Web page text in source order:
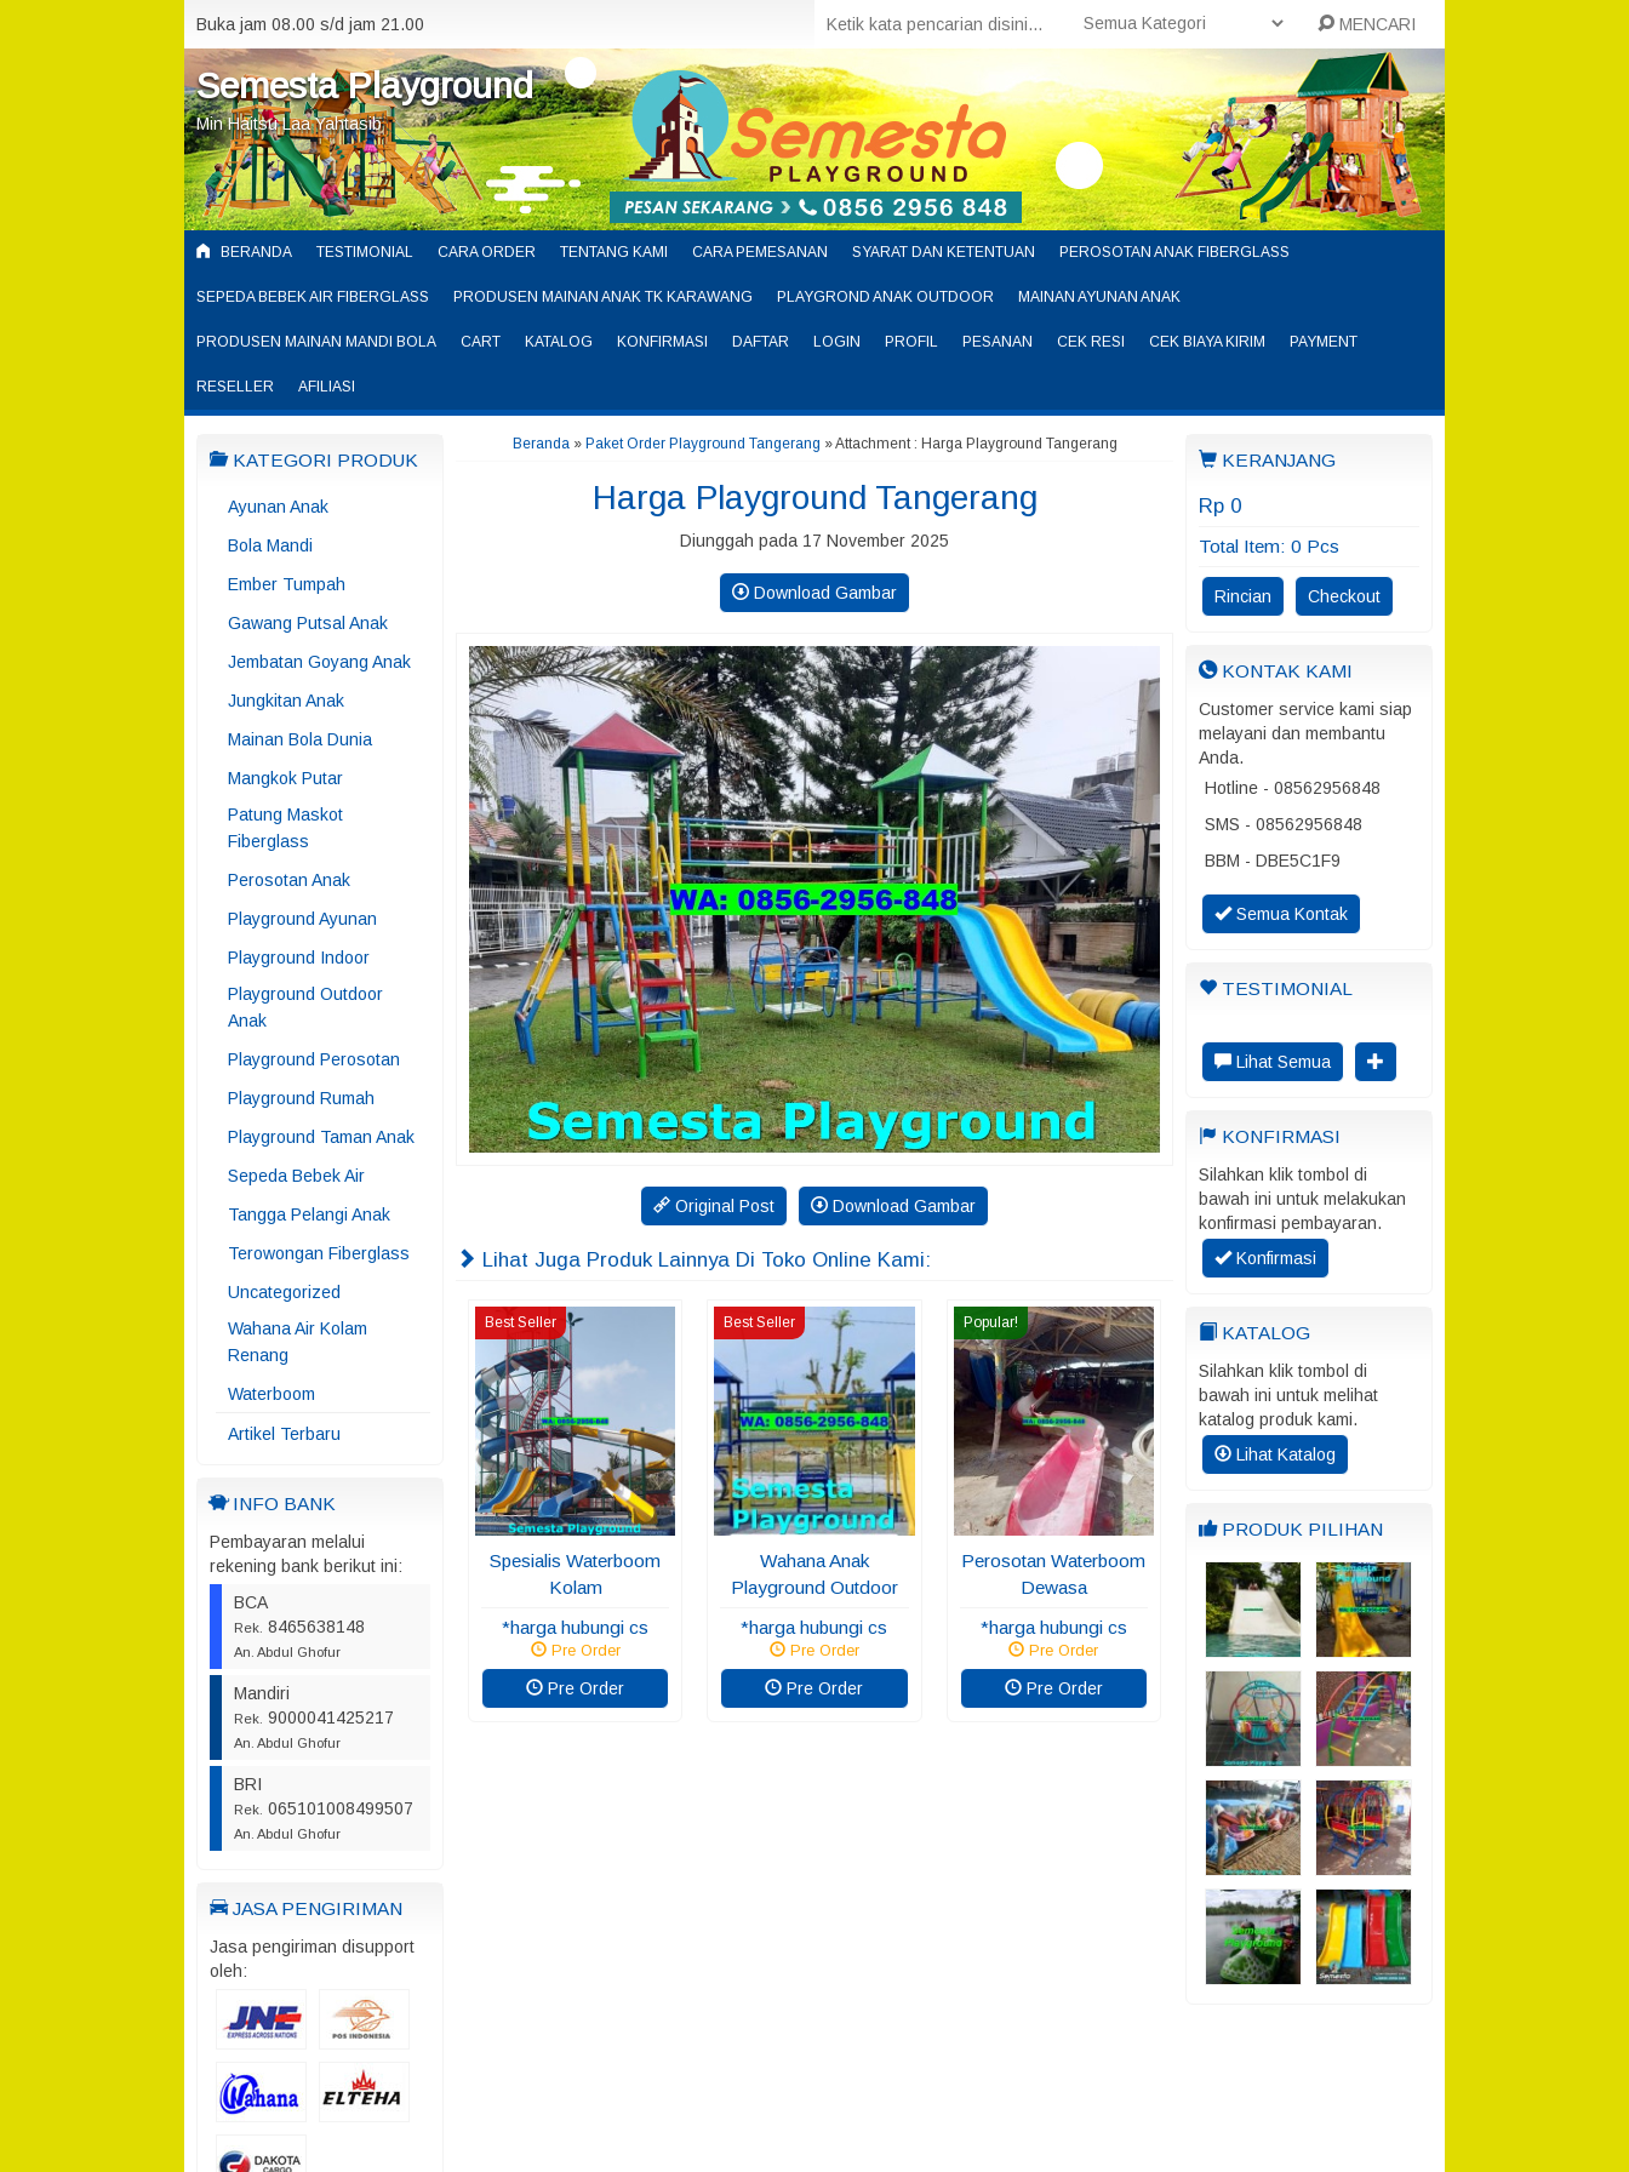
Buka jam 08.00 s/d jam 21.00 MENCARI
Semesta Playground
Min Haitsu Laa Yahtasib
BERANDA TESTIMONIAL CARA ORDER TENTANG KAMI CARA PEMESANAN SYARAT DAN KETENTUAN PEROSOTAN ANAK FIBERGLASS
SEPEDA BEBEK AIR FIBERGLASS PRODUSEN MAINAN ANAK TK KARAWANG PLAYGROND ANAK OUTDOOR MAINAN AYUNAN ANAK
PRODUSEN MAINAN MANDI BOLA CART KATALOG KONFIRMASI DAFTAR LOGIN PROFIL PESANAN CEK RESI CEK BIAYA KIRIM PAYMENT
RESELLER AFILIASI
KATEGORI PRODUK
Ayunan Anak
Bola Mandi
Ember Tumpah
Gawang Putsal Anak
Jembatan Goyang Anak
Jungkitan Anak
Mainan Bola Dunia
Mangkok Putar
Patung Maskot
Fiberglass
Perosotan Anak
Playground Ayunan
Playground Indoor
Playground Outdoor
Anak
Playground Perosotan
Playground Rumah
Playground Taman Anak
Sepeda Bebek Air
Tangga Pelangi Anak
Terowongan Fiberglass
Uncategorized
Wahana Air Kolam
Renang
Waterboom
Artikel Terbaru
INFO BANK
Pembayaran melalui
rekening bank berikut ini:
BCA
Rek. 8465638148
An. Abdul Ghofur
Mandiri
Rek. 9000041425217
An. Abdul Ghofur
BRI
Rek. 065101008499507
An. Abdul Ghofur
JASA PENGIRIMAN
Jasa pengiriman disupport
oleh:
Beranda» Paket Order Playground Tangerang » Attachment : Harga Playground Tangerang
Harga Playground Tangerang
Diunggah pada 17 November 2025
Download Gambar
Original Post Download Gambar
Lihat Juga Produk Lainnya Di Toko Online Kami:
Best Seller
Spesialis Waterboom
Kolam
*harga hubungi cs
Pre Order
Pre Order
Best Seller
Wahana Anak
Playground Outdoor
*harga hubungi cs
Pre Order
Pre Order
Popular!
Perosotan Waterboom
Dewasa
*harga hubungi cs
Pre Order
Pre Order
KERANJANG
Rp 0
Total Item: 0 Pcs
Rincian Checkout
KONTAK KAMI
Customer service kami siap
melayani dan membantu
Anda.
Hotline - 08562956848
SMS - 08562956848
BBM - DBE5C1F9
Semua Kontak
TESTIMONIAL
Lihat Semua
KONFIRMASI
Silahkan klik tombol di
bawah ini untuk melakukan
konfirmasi pembayaran.
Konfirmasi
KATALOG
Silahkan klik tombol di
bawah ini untuk melihat
katalog produk kami.
Lihat Katalog
PRODUK PILIHAN